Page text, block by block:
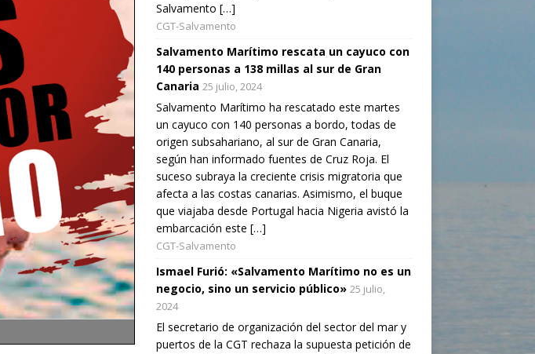
Salvamento […]
CGT-Salvamento
Salvamento Marítimo rescata un cayuco con
140 personas a 138 millas al sur de Gran
Canaria 25 julio, 2024
Salvamento Marítimo ha rescatado este martes
un cayuco con 140 personas a bordo, todas de
origen subsahariano, al sur de Gran Canaria,
según han informado fuentes de Cruz Roja. El
suceso subraya la creciente crisis migratoria que
afecta a las costas canarias. Asimismo, el buque
que viajaba desde Portugal hacia Nigeria avistó la
embarcación este […]
CGT-Salvamento
Ismael Furió: «Salvamento Marítimo no es un
negocio, sino un servicio público» 25 julio,
2024
El secretario de organización del sector del mar y
puertos de la CGT rechaza la supuesta petición de